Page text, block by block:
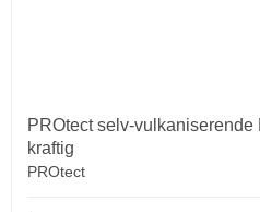
PROtect selv-vulkaniserende
kraftig
PROtect